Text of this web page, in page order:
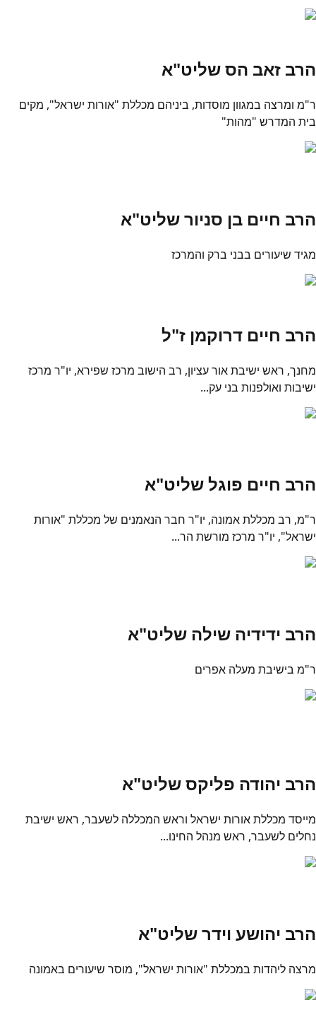
הרב זאב הס שליט"א
ר"מ ומרצה במגוון מוסדות, ביניהם מכללת "אורות ישראל", מקים
בית המדרש "מהות"
הרב חיים בן סניור שליט"א
מגיד שיעורים בבני ברק והמרכז
הרב חיים דרוקמן ז"ל
מחנך, ראש ישיבת אור עציון, רב הישוב מרכז שפירא, יו"ר מרכז
ישיבות ואולפנות בני עק...
הרב חיים פוגל שליט"א
ר"מ, רב מכללת אמונה, יו"ר חבר הנאמנים של מכללת "אורות
ישראל", יו"ר מרכז מורשת הר...
הרב ידידיה שילה שליט"א
ר"מ בישיבת מעלה אפרים
הרב יהודה פליקס שליט"א
מייסד מכללת אורות ישראל וראש המכללה לשעבר, ראש ישיבת
נחלים לשעבר, ראש מנהל החינו...
הרב יהושע וידר שליט"א
מרצה ליהדות במכללת "אורות ישראל", מוסר שיעורים באמונה